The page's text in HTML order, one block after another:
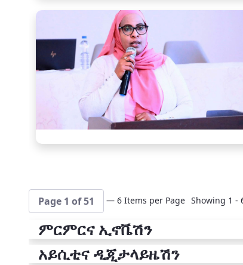
Page 1 of 51 — 6 Items per Page Showing 1 -
ምርምርና ኢኖቬሽን
አይሲቲና ዲጂታላይዜሽን